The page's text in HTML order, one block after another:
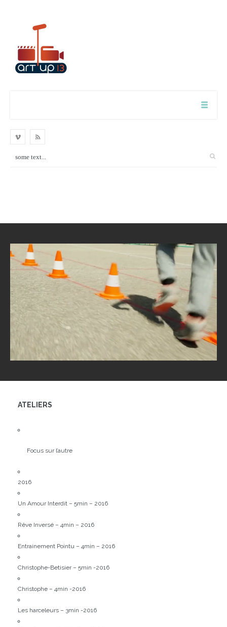
ATELIERS
Focus sur l’autre
2016
Un Amour Interdit – 5min – 2016
Rêve Inversé – 4min – 2016
Entrainement Pointu – 4min – 2016
Christophe-Betisier – 5min -2016
Christophe – 4min -2016
Les harceleurs – 3min -2016